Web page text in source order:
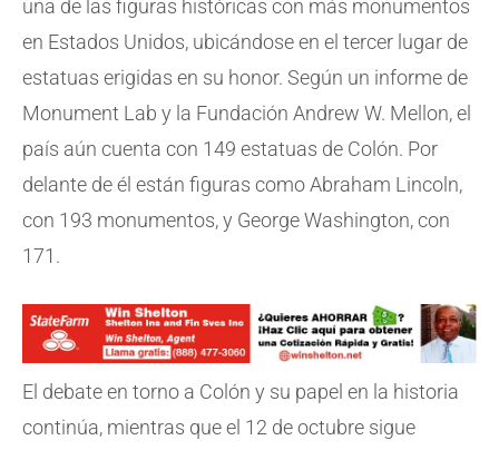
una de las figuras históricas con más monumentos
en Estados Unidos, ubicándose en el tercer lugar de
estatuas erigidas en su honor. Según un informe de
Monument Lab y la Fundación Andrew W. Mellon, el
país aún cuenta con 149 estatuas de Colón. Por
delante de él están figuras como Abraham Lincoln,
con 193 monumentos, y George Washington, con
171.
El debate en torno a Colón y su papel en la historia
continúa, mientras que el 12 de octubre sigue